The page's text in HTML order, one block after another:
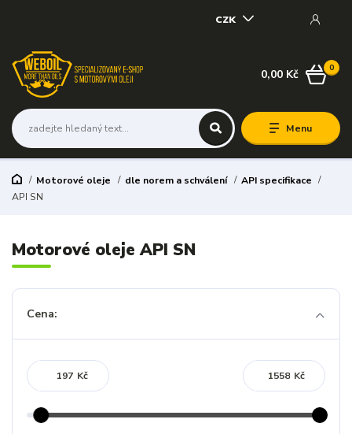
Menu
CZK
0
0,00 Kč
Motorové oleje dle norem a schválení
API specifikace
API SN
Motorové oleje API SN
Cena:
Kč Kč